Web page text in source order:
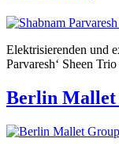
Elektrisierenden und
Parvaresh‘ Sheen
Berlin